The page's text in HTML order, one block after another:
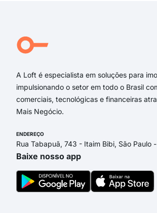
A Loft é especialista em soluções para
impulsionando o setor em todo o Brasil
comerciais, tecnológicas e financeiras
Mais Negócio.
ENDEREÇO
Rua Tabapuã, 743 - Itaim Bibi, São Paulo
Baixe nosso app